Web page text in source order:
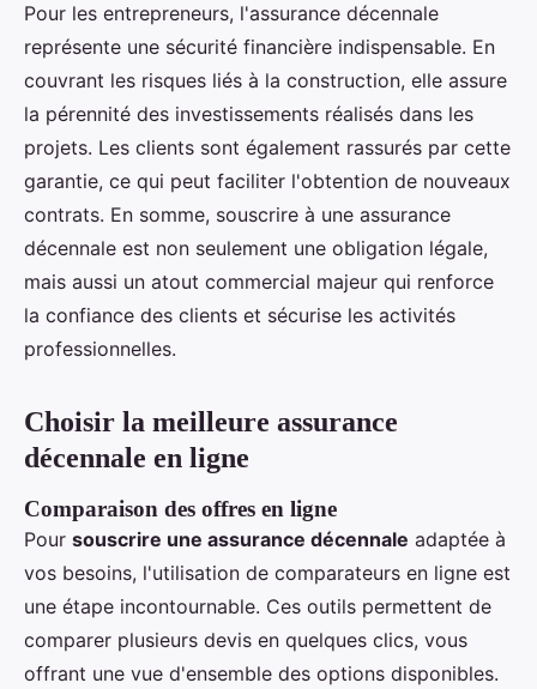
Pour les entrepreneurs, l'assurance décennale
représente une sécurité financière indispensable. En
couvrant les risques liés à la construction, elle assure
la pérennité des investissements réalisés dans les
projets. Les clients sont également rassurés par cette
garantie, ce qui peut faciliter l'obtention de nouveaux
contrats. En somme, souscrire à une assurance
décennale est non seulement une obligation légale,
mais aussi un atout commercial majeur qui renforce
la confiance des clients et sécurise les activités
professionnelles.
Choisir la meilleure assurance
décennale en ligne
Comparaison des offres en ligne
Pour souscrire une assurance décennale adaptée à
vos besoins, l'utilisation de comparateurs en ligne est
une étape incontournable. Ces outils permettent de
comparer plusieurs devis en quelques clics, vous
offrant une vue d'ensemble des options disponibles.